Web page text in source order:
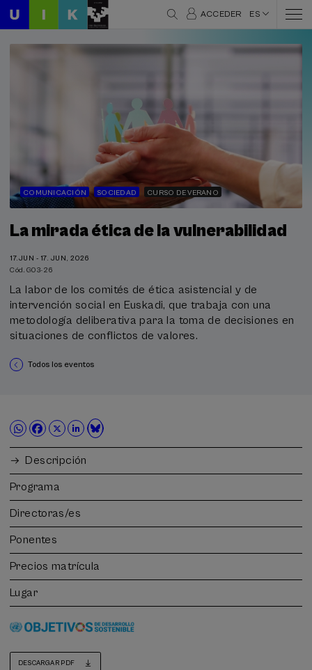
ACCEDER ES
COMUNICACIÓN SOCIEDAD CURSO DE VERANO
La mirada ética de la vulnerabilidad
17.JUN - 17. JUN, 2026
Cód. G03-26
La labor de los comités de ética asistencial y de
intervención social en Euskadi, que trabaja con una
metodología deliberativa para la toma de decisiones en
situaciones de conflictos de valores.
Todos los eventos
Descripción
Programa
Directoras/es
Ponentes
Precios matrícula
Lugar
DESCARGAR PDF